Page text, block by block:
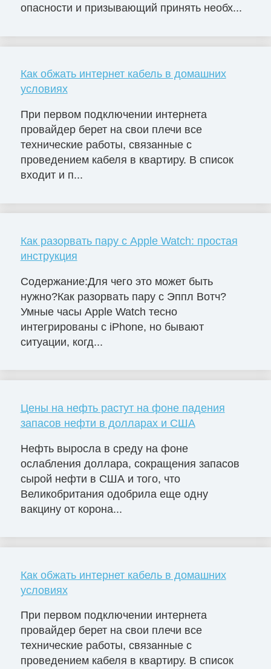
опасности и призывающий принять необх...
Как обжать интернет кабель в домашних
условиях
При первом подключении интернета
провайдер берет на свои плечи все
технические работы, связанные с
проведением кабеля в квартиру. В список
входит и п...
Как разорвать пару с Apple Watch: простая
инструкция
Содержание:Для чего это может быть
нужно?Как разорвать пару с Эппл Вотч?
Умные часы Apple Watch тесно
интегрированы с iPhone, но бывают
ситуации, когд...
Цены на нефть растут на фоне падения
запасов нефти в долларах и США
Нефть выросла в среду на фоне
ослабления доллара, сокращения запасов
сырой нефти в США и того, что
Великобритания одобрила еще одну
вакцину от корона...
Как обжать интернет кабель в домашних
условиях
При первом подключении интернета
провайдер берет на свои плечи все
технические работы, связанные с
проведением кабеля в квартиру. В список